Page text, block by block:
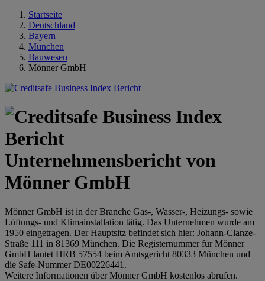
Startseite
Deutschland
Bayern
München
Bauwesen
Mönner GmbH
Unternehmensbericht von
Mönner GmbH
Mönner GmbH ist in der Branche Gas-, Wasser-, Heizungs- sowie
Lüftungs- und Klimainstallation tätig. Das Unternehmen wurde am
1950 eingetragen. Der Hauptsitz befindet sich hier: Johann-Clanze-
Straße 111 in 81369 München. Die Registernummer für Mönner
GmbH lautet HRB 57554 beim Amtsgericht 80333 München und
die Safe-Nummer DE00226441.
Weitere Informationen über Mönner GmbH kostenlos abrufen.